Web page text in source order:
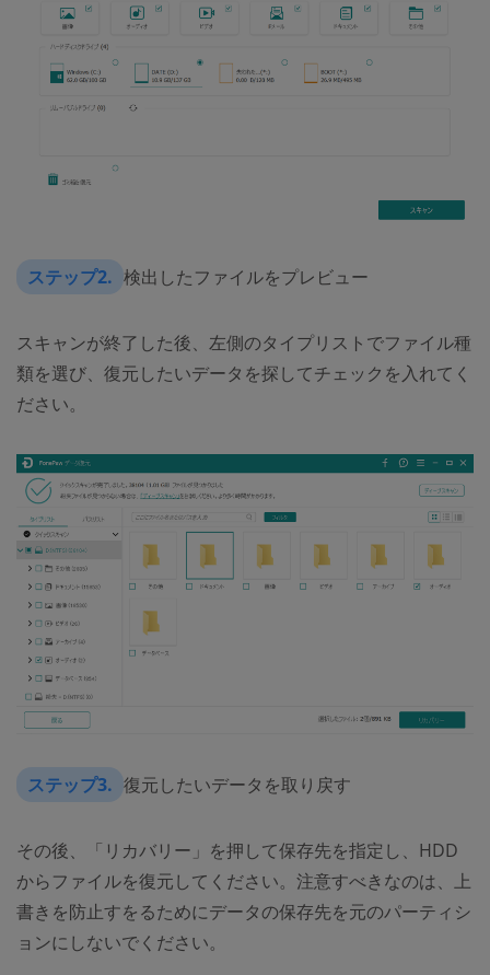
ステップ2. 検出したファイルをプレビュー
スキャンが終了した後、左側のタイプリストでファイル種
類を選び、復元したいデータを探してチェックを入れてく
ださい。
ステップ3. 復元したいデータを取り戻す
その後、「リカバリー」を押して保存先を指定し、HDD
からファイルを復元してください。注意すべきなのは、上
書きを防止すをるためにデータの保存先を元のパーティシ
ョンにしないでください。